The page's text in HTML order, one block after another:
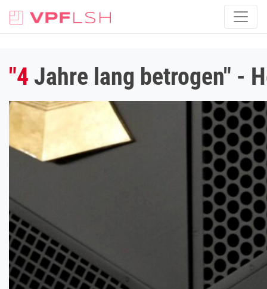
"4 Jahre lang betrogen" -